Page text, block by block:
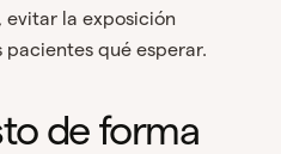
la exposición
pacientes qué esperar.
de forma